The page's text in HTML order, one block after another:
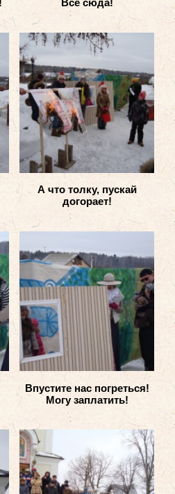
Все сюда!
А что толку, пускай
догорает!
Впустите нас погреться!
Могу заплатить!